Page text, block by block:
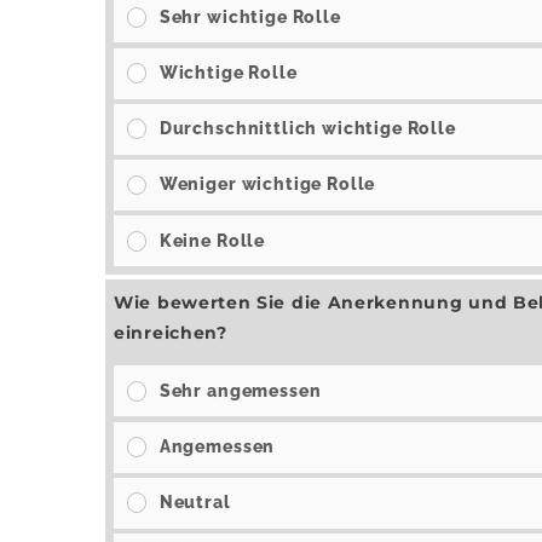
Sehr wichtige Rolle
Wichtige Rolle
Durchschnittlich wichtige Rolle
Weniger wichtige Rolle
Keine Rolle
Wie bewerten Sie die Anerkennung und
einreichen?
Sehr angemessen
Angemessen
Neutral